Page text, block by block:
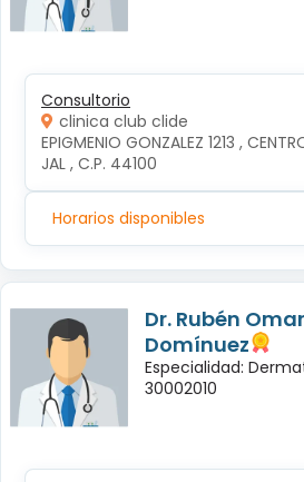
Consultorio
clinica club clide
EPIGMENIO GONZALEZ 1213 ,
JAL , C.P. 44100
Horarios disponibles
Dr. Rubén
Domínuez
Especialidad:
30002010